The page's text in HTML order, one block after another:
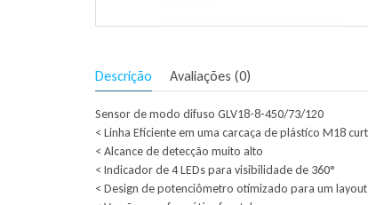
Descrição Avaliações (0)
Sensor de modo difuso GLV18-8-450/73/120
< Linha Eficiente em uma carcaça de plástico M18
< Alcance de detecção muito alto
< Indicador de 4 LEDs para visibilidade de 360°
< Design de potenciômetro otimizado para um